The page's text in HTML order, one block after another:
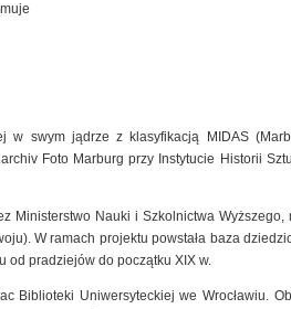
swym jądrze z klasyfikacją MIDAS
Foto Marburg przy Instytucie Historii
Ministerstwo Nauki i Szkolnictwa Wyższego,
W ramach projektu powstała baza
od pradziejów do początku XIX w.
Biblioteki Uniwersyteckiej we Wrocławiu.